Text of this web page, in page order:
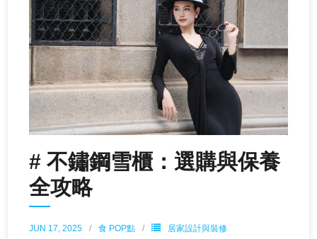
# 不鏽鋼雪櫃：選購與保養
全攻略
JUN 17, 2025 食 POP點 居家設計與裝修